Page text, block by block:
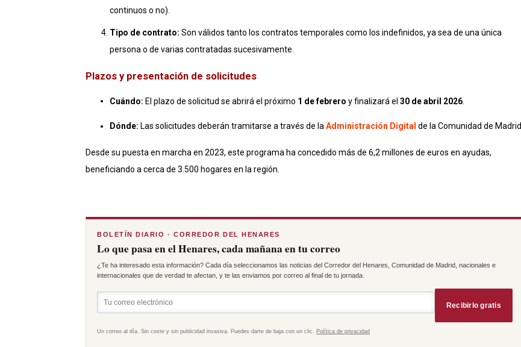
continuos o no)
Tipo de contrato: Son válidos tanto los contratos temporales como los indefinidos, ya sea de una única
persona o de varias contratadas sucesivamente
Plazos y presentación de solicitudes
Cuándo: El plazo de solicitud se abrirá el próximo 1 de febrero y finalizará el 30 de abril 2026
Dónde: Las solicitudes deberán tramitarse a través de la Administración Digital de la Comunidad de Madrid
Desde su puesta en marcha en 2023, este programa ha concedido más de 6,2 millones de euros en ayudas,
beneficiando a cerca de 3.500 hogares en la región
BOLETÍN DIARIO · CORREDOR DEL HENARES
Lo que pasa en el Henares, cada mañana en tu correo
¿Te ha interesado esta información? Cada día seleccionamos las noticias del Corredor del Henares, Comunidad de Madrid, nacionales e
internacionales que de verdad te afectan, y te las enviamos por correo al final de tu jornada.
Recibirlo gratis
Un correo al día. Sin coste y sin publicidad invasiva. Puedes darte de baja con un clic. Política de privacidad